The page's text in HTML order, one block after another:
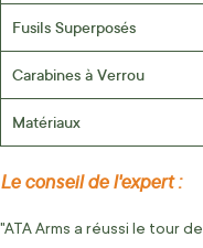
Fusils Superposés
Carabines à Verrou
Matériaux
Le conseil de l'expert :
"ATA Arms a réussi le tour